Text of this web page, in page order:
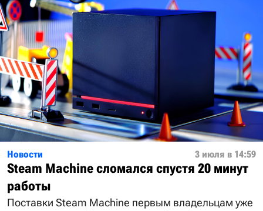
Новости 3 июля в 14:59
Steam Machine сломался спустя 20 минут
работы
Поставки Steam Machine первым владельцам уже